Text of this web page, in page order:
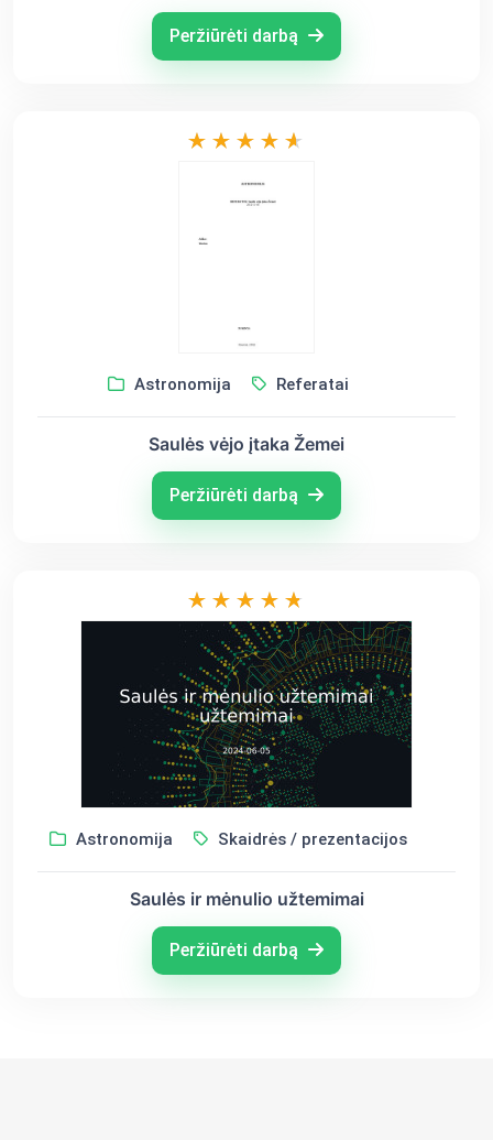
Peržiūrėti darbą
Astronomija Referatai
Saulės vėjo įtaka Žemei
Peržiūrėti darbą
Astronomija Skaidrės / prezentacijos
Saulės ir mėnulio užtemimai
Peržiūrėti darbą